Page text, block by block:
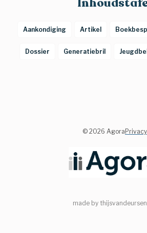
Aankondiging Artikel
Dossier Generatiebril
© 2026 Agora Privacy
made by